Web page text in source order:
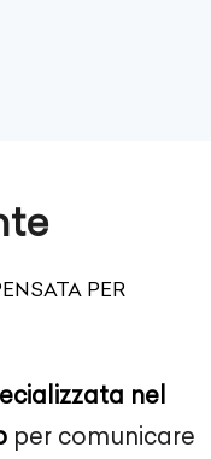
PER
nel
per comunicare